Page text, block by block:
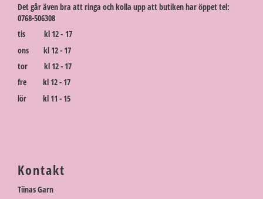
Det går även bra att ringa och kolla upp att butiken har öppet tel:
0768-506308
tis kl 12 - 17
ons kl 12 - 17
tor kl 12 - 17
fre kl 12 - 17
lör kl 11 - 15
Kontakt
Tiinas Garn